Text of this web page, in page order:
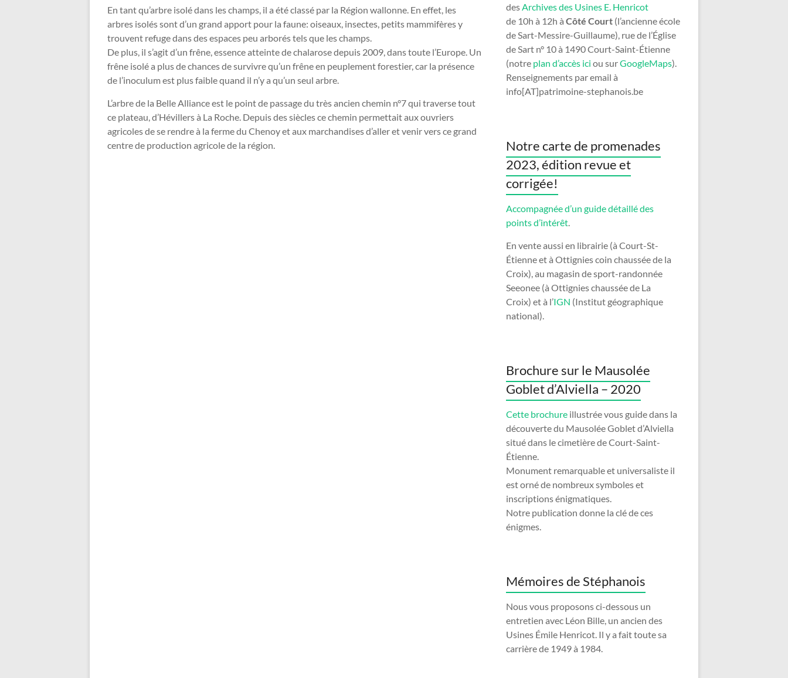
En tant qu’arbre isolé dans les champs, il a été classé par la Région wallonne. En effet, les
arbres isolés sont d’un grand apport pour la faune: oiseaux, insectes, petits mammifères y
trouvent refuge dans des espaces peu arborés tels que les champs.
De plus, il s’agit d’un frêne, essence atteinte de chalarose depuis 2009, dans toute l’Europe. Un
frêne isolé a plus de chances de survivre qu’un frêne en peuplement forestier, car la présence
de l’inoculum est plus faible quand il n’y a qu’un seul arbre.
L’arbre de la Belle Alliance est le point de passage du très ancien chemin n°7 qui traverse tout
ce plateau, d’Hévillers à La Roche. Depuis des siècles ce chemin permettait aux ouvriers
agricoles de se rendre à la ferme du Chenoy et aux marchandises d’aller et venir vers ce grand
centre de production agricole de la région.
des Archives des Usines E. Henricot
de 10h à 12h à Côté Court (l’ancienne école
de Sart-Messire-Guillaume), rue de l’Église
de Sart n° 10 à 1490 Court-Saint-Étienne
(notre plan d’accès ici ou surGoogleMaps).
Renseignements par email à
info[AT]patrimoine-stephanois.be
Notre carte de promenades
2023, édition revue et
corrigée!
Accompagnée d’un guide détaillé des
points d’intérêt.
En vente aussi en librairie (à Court-St-
Étienne et à Ottignies coin chaussée de la
Croix), au magasin de sport-randonnée
Seeonee (à Ottignies chaussée de La
Croix) et à l’IGN (Institut géographique
national).
Brochure sur le Mausolée
Goblet d’Alviella – 2020
Cette brochureillustrée vous guide dans la
découverte du Mausolée Goblet d’Alviella
situé dans le cimetière de Court-Saint-
Étienne.
Monument remarquable et universaliste il
est orné de nombreux symboles et
inscriptions énigmatiques.
Notre publication donne la clé de ces
énigmes.
Mémoires de Stéphanois
Nous vous proposons ci-dessous un
entretien avec Léon Bille, un ancien des
Usines Émile Henricot. Il y a fait toute sa
carrière de 1949 à 1984.